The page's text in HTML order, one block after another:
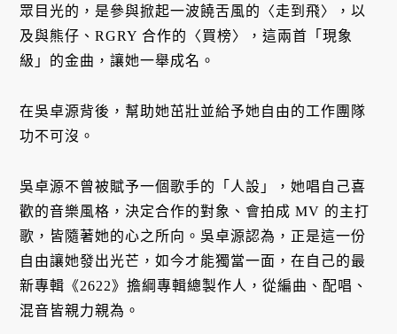
眾目光的，是參與掀起一波饒舌風的〈走到飛〉，以
及與熊仔、RGRY 合作的〈買榜〉，這兩首「現象
級」的金曲，讓她一舉成名。
在吳卓源背後，幫助她茁壯並給予她自由的工作團隊
功不可沒。
吳卓源不曾被賦予一個歌手的「人設」，她唱自己喜
歡的音樂風格，決定合作的對象、會拍成 MV 的主打
歌，皆隨著她的心之所向。吳卓源認為，正是這一份
自由讓她發出光芒，如今才能獨當一面，在自己的最
新專輯《2622》擔綱專輯總製作人，從編曲、配唱、
混音皆親力親為。